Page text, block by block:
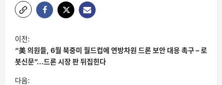
글
탐
색
이전:
“美 의원들, 6월 북중미 월드컵에 연방차원 드론 보안 대응 촉구 – 로
봇신문”…드론 시장 판 뒤집힌다
다음: